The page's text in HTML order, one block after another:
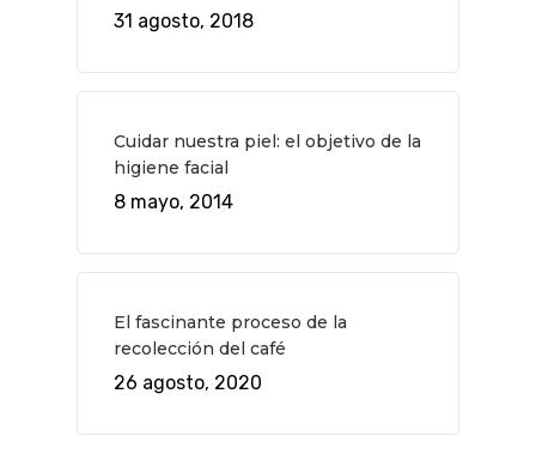
31 agosto, 2018
Cuidar nuestra piel: el objetivo de la
higiene facial
8 mayo, 2014
El fascinante proceso de la
recolección del café
26 agosto, 2020
Música
Gastro